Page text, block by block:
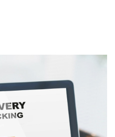
Trung tâm phân phối
hành và quản lý doanh nghiệp